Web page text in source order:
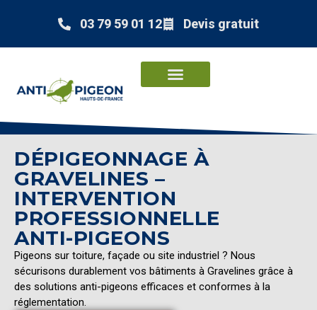
03 79 59 01 12 Devis gratuit
DÉPIGEONNAGE À
GRAVELINES –
INTERVENTION
PROFESSIONNELLE
ANTI-PIGEONS
Pigeons sur toiture, façade ou site industriel ? Nous
sécurisons durablement vos bâtiments à Gravelines grâce à
des solutions anti-pigeons efficaces et conformes à la
réglementation.